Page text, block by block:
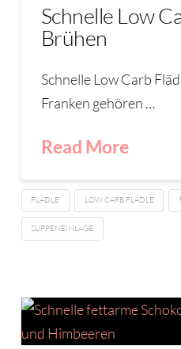
Schnelle Low
Brühen
Schnelle Low Carb
Franken gehören …
Read More
FLÄDLE LOW CARB FLÄDLE
SUPPENEINLAGE